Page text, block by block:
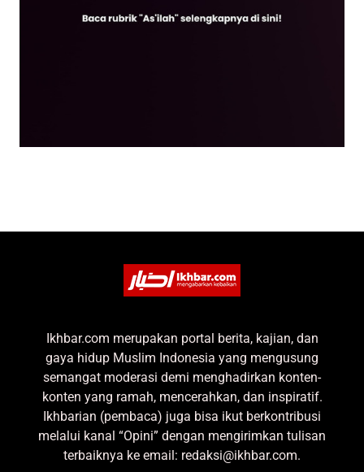
Ikhbar.com merupakan portal berita, kajian, dan
gaya hidup Muslim Indonesia yang mengusung
semangat moderasi demi menghadirkan konten-
konten yang ramah, mencerahkan, dan inspiratif.
Ikhbarian (pembaca) juga bisa ikut berkontribusi
melalui kanal “Opini” dengan mengirimkan tulisan
terbaiknya ke email: redaksi@ikhbar.com.